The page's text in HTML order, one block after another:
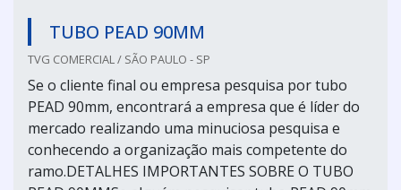
TUBO PEAD 90MM
TVG COMERCIAL / SÃO PAULO - SP
Se o cliente final ou empresa pesquisa por tubo
PEAD 90mm, encontrará a empresa que é líder do
mercado realizando uma minuciosa pesquisa e
conhecendo a organização mais competente do
ramo.DETALHES IMPORTANTES SOBRE O TUBO